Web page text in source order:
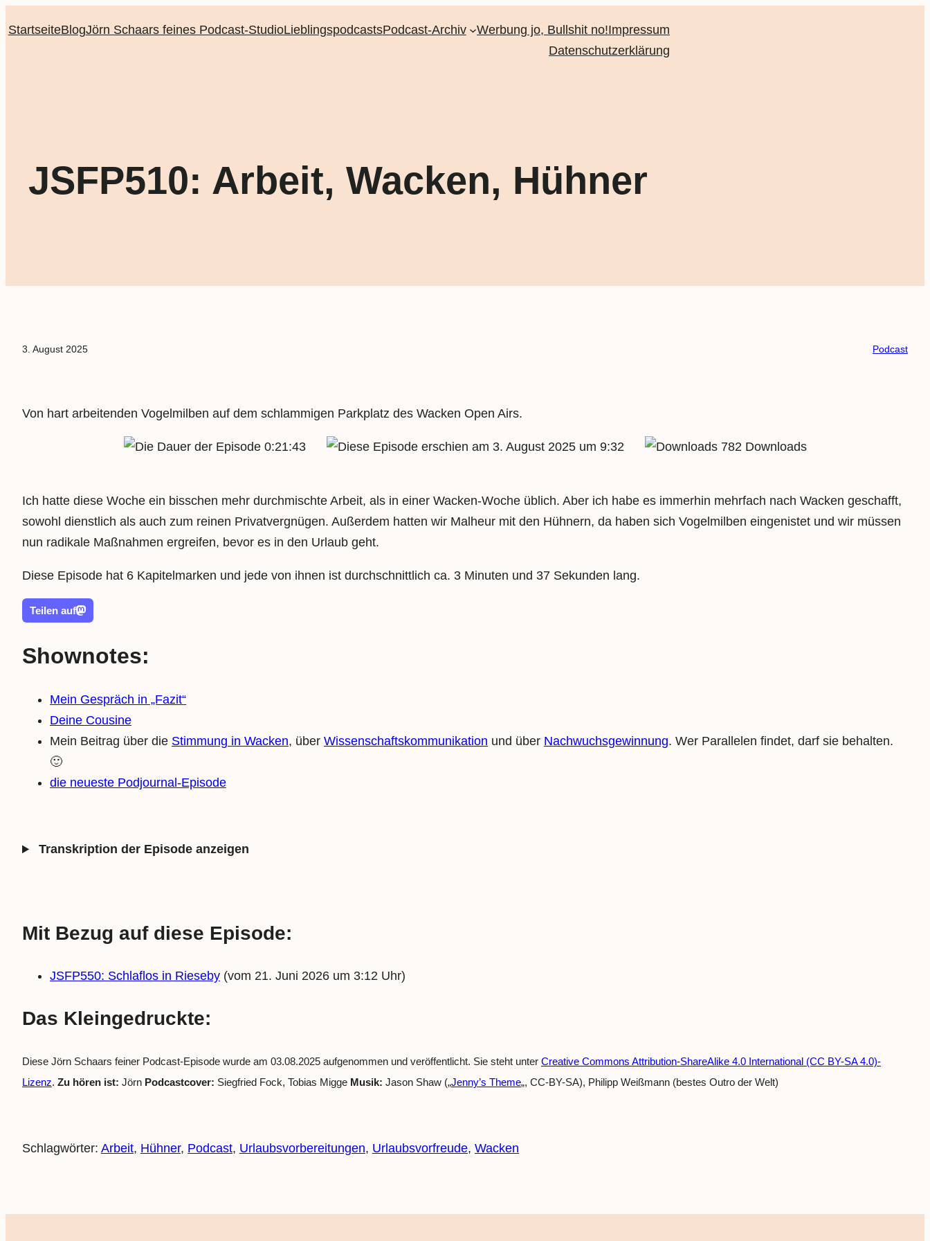
StartseiteBlogJörn Schaars feines Podcast-StudioLieblingspodcastsPodcast-Archiv Werbung jo, Bullshit no!Impressum
Datenschutzerklärung
JSFP510: Arbeit, Wacken, Hühner
3. August 2025 Podcast
Von hart arbeitenden Vogelmilben auf dem schlammigen Parkplatz des Wacken Open Airs.
0:21:43 3. August 2025 um 9:32 782 Downloads
Ich hatte diese Woche ein bisschen mehr durchmischte Arbeit, als in einer Wacken-Woche üblich. Aber ich habe es immerhin mehrfach nach Wacken geschafft,
sowohl dienstlich als auch zum reinen Privatvergnügen. Außerdem hatten wir Malheur mit den Hühnern, da haben sich Vogelmilben eingenistet und wir müssen
nun radikale Maßnahmen ergreifen, bevor es in den Urlaub geht.
Diese Episode hat 6 Kapitelmarken und jede von ihnen ist durchschnittlich ca. 3 Minuten und 37 Sekunden lang.
Teilen auf
Shownotes:
Mein Gespräch in „Fazit“
Deine Cousine
Mein Beitrag über die Stimmung in Wacken, über Wissenschaftskommunikation und über Nachwuchsgewinnung. Wer Parallelen findet, darf sie behalten.
🙂
die neueste Podjournal-Episode
Transkription der Episode anzeigen
Mit Bezug auf diese Episode:
JSFP550: Schlaflos in Rieseby (vom 21. Juni 2026 um 3:12 Uhr)
Das Kleingedruckte:
Diese Jörn Schaars feiner Podcast-Episode wurde am 03.08.2025 aufgenommen und veröffentlicht. Sie steht unter Creative Commons Attribution-ShareAlike 4.0 International (CC BY-SA 4.0)-
Lizenz. Zu hören ist: Jörn Podcastcover: Siegfried Fock, Tobias Migge Musik: Jason Shaw („Jenny’s Theme„, CC-BY-SA), Philipp Weißmann (bestes Outro der Welt)
Schlagwörter: Arbeit, Hühner, Podcast, Urlaubsvorbereitungen, Urlaubsvorfreude, Wacken